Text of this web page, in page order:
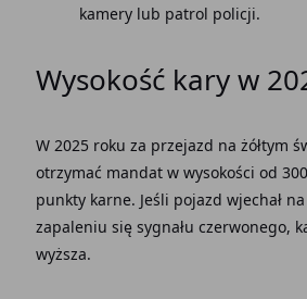
kamery lub patrol policji.
Wysokość kary w
W 2025 roku za przejazd na żółtym
otrzymać mandat w wysokości od
punkty karne. Jeśli pojazd wjechał
zapaleniu się sygnału czerwonego,
wyższa.